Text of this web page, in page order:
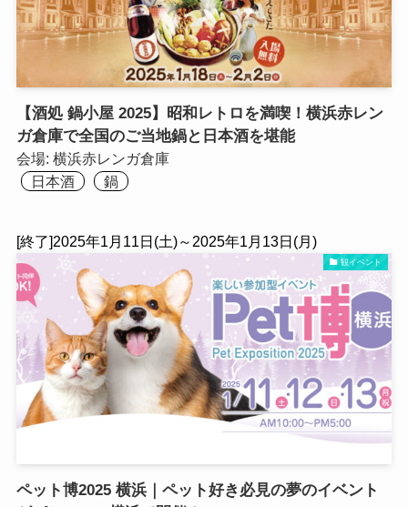
【酒処 鍋小屋 2025】昭和レトロを満喫！横浜赤レン
ガ倉庫で全国のご当地鍋と日本酒を堪能
会場: 横浜⾚レンガ倉庫
日本酒
鍋
[終了]2025年1月11日(土)～2025年1月13日(月)
観イベント
ペット博2025 横浜｜ペット好き必見の夢のイベント